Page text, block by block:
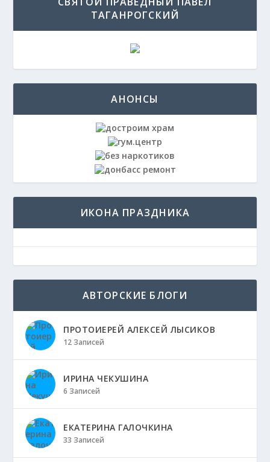
ТАГАНРОГСКИЙ
АНОНСЫ
ИКОНА ПРАЗДНИКА
АВТОРСКИЕ БЛОГИ
ПРОТОИЕРЕЙ АЛЕКСЕЙ ЛЫСИКОВ
12 Записей
ИРИНА ЧЕКУШИНА
6 Записей
ЕКАТЕРИНА ГАЛОЧКИНА
33 Записей